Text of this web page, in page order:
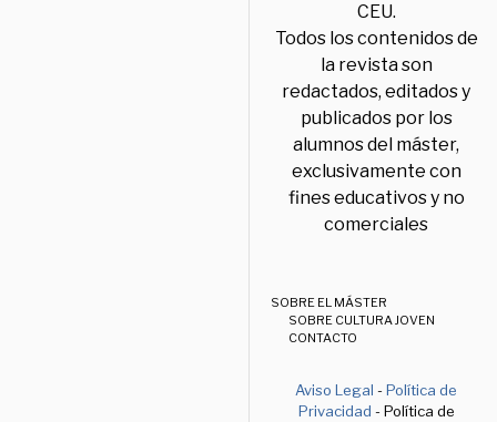
CEU.
Todos los contenidos de
la revista son
redactados, editados y
publicados por los
alumnos del máster,
exclusivamente con
fines educativos y no
comerciales
SOBRE EL MÁSTER
SOBRE CULTURA JOVEN
CONTACTO
Aviso Legal -Política de
Privacidad - Política de